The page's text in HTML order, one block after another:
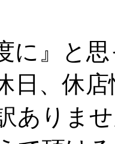
に』と
日、休
ありま